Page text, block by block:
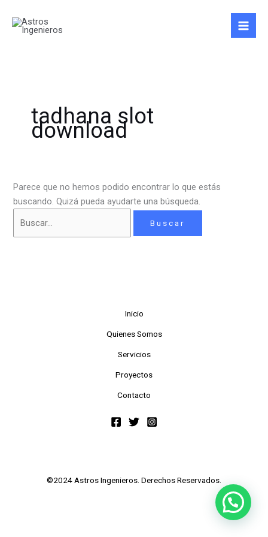
contenido
tadhana slot
download
Parece que no hemos podido encontrar lo que estás
buscando. Quizá pueda ayudarte una búsqueda.
por:
Inicio
Quienes Somos
Servicios
Proyectos
Contacto
©2024 Astros Ingenieros. Derechos Reservados.